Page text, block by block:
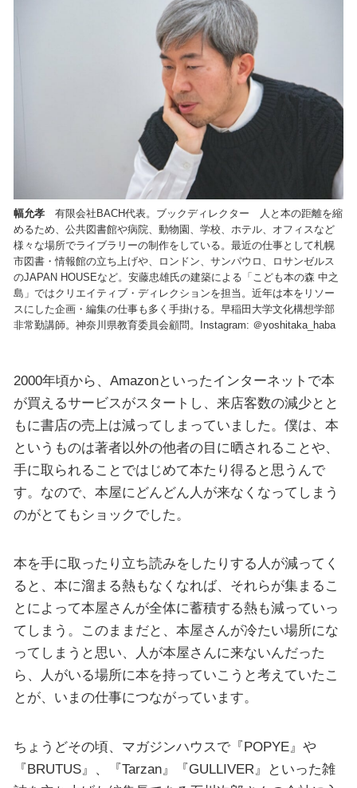
幅允孝有限会社BACH代表。ブックディレクター 人と本の距離を縮
めるため、公共図書館や病院、動物園、学校、ホテル、オフィスなど
様々な場所でライブラリーの制作をしている。最近の仕事として札幌
市図書・情報館の立ち上げや、ロンドン、サンパウロ、ロサンゼルス
のJAPAN HOUSEなど。安藤忠雄氏の建築による「こども本の森 中之
島」ではクリエイティブ・ディレクションを担当。近年は本をリソー
スにした企画・編集の仕事も多く手掛ける。早稲田大学文化構想学部
非常勤講師。神奈川県教育委員会顧問。Instagram: ＠yoshitaka_haba
2000年頃から、Amazonといったインターネットで本
が買えるサービスがスタートし、来店客数の減少とと
もに書店の売上は減ってしまっていました。僕は、本
というものは著者以外の他者の目に晒されることや、
手に取られることではじめて本たり得ると思うんで
す。なので、本屋にどんどん人が来なくなってしまう
のがとてもショックでした。
本を手に取ったり立ち読みをしたりする人が減ってく
ると、本に溜まる熱もなくなれば、それらが集まるこ
とによって本屋さんが全体に蓄積する熱も減っていっ
てしまう。このままだと、本屋さんが冷たい場所にな
ってしまうと思い、人が本屋さんに来ないんだった
ら、人がいる場所に本を持っていこうと考えていたこ
とが、いまの仕事につながっています。
ちょうどその頃、マガジンハウスで『POPYE』や
『BRUTUS』、『Tarzan』『GULLIVER』といった雑